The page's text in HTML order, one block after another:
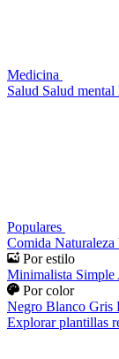
Medicina
Salud Salud mental
Populares
Comida Naturaleza
Por estilo
Minimalista Simple
Por color
Negro Blanco Gris
Explorar plantillas